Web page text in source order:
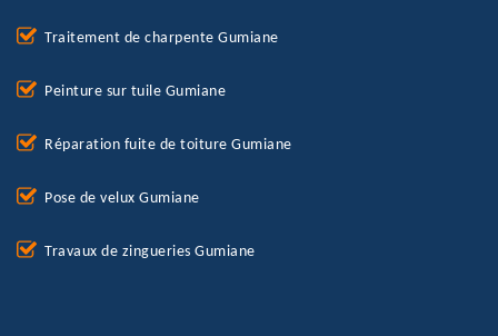
Traitement de charpente Gumiane
Peinture sur tuile Gumiane
Réparation fuite de toiture Gumiane
Pose de velux Gumiane
Travaux de zingueries Gumiane